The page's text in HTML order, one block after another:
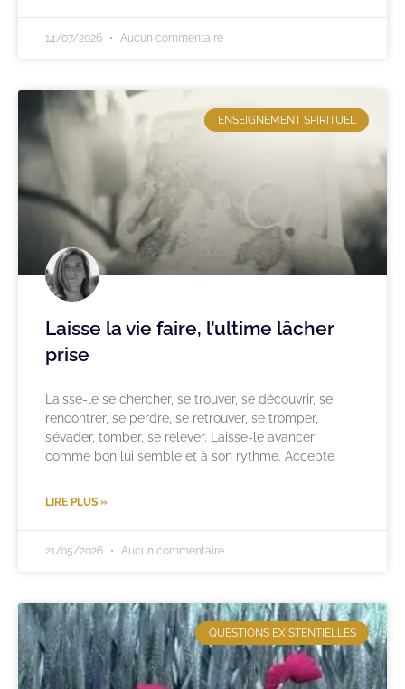
14/07/2026 Aucun commentaire
ENSEIGNEMENT SPIRITUEL
Laisse la vie faire, l’ultime lâcher
prise
Laisse-le se chercher, se trouver, se découvrir, se
rencontrer, se perdre, se retrouver, se tromper,
s’évader, tomber, se relever. Laisse-le avancer
comme bon lui semble et à son rythme. Accepte
LIRE PLUS »
21/05/2026 Aucun commentaire
QUESTIONS EXISTENTIELLES